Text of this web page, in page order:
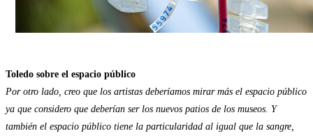
Toledo sobre el espacio público
Por otro lado, creo que los artistas deberíamos mirar más el espacio público
ya que considero que deberían ser los nuevos patios de los museos. Y
también el espacio público tiene la particularidad al igual que la sangre,